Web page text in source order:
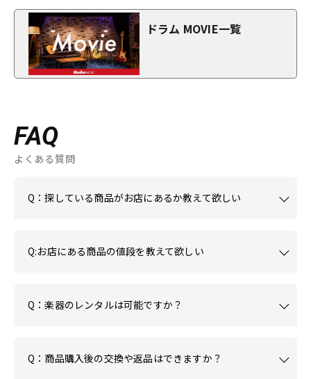
ドラム MOVIE一覧
FAQ
よくある質問
Q：探している商品がお店にあるか教えて欲しい
Q:お店にある商品の値段を教えて欲しい
Q：楽器のレンタルは可能ですか？
Q：商品購入後の交換や返品はできますか？